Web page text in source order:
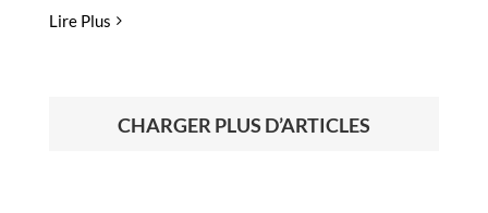
Lire Plus
CHARGER PLUS D’ARTICLES